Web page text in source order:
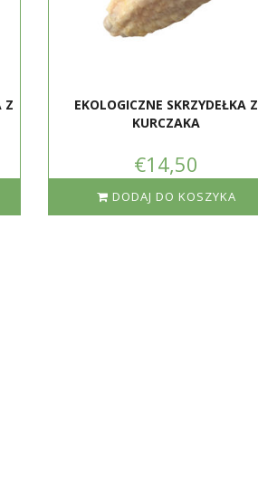
Z
EKOLOGICZNE SKRZYDEŁKA Z
KURCZAKA
€14,50
DODAJ DO KOSZYKA